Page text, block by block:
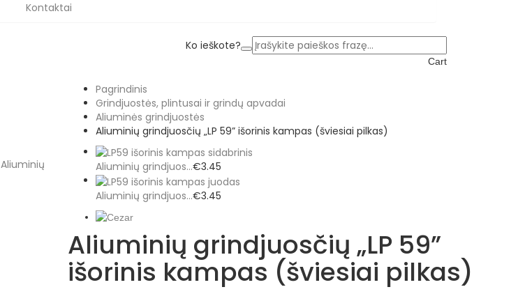
Kontaktai
Ko ieškote?
Cart
Pagrindinis
Grindjuostės, plintusai ir grindų apvadai
Aliuminės grindjuostės
Aliuminių grindjuosčių „LP 59” išorinis kampas (šviesiai pilkas)
Aliuminių grindjuos...€3.45
Aliuminių grindjuos...€3.45
Aliuminių grindjuosčių „LP 59”
išorinis kampas (šviesiai pilkas)
Aliuminių